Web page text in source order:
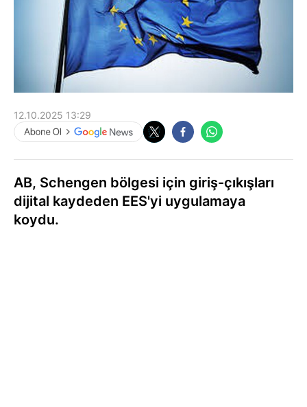
12.10.2025 13:29
AB, Schengen bölgesi için giriş-çıkışları
dijital kaydeden EES'yi uygulamaya
koydu.